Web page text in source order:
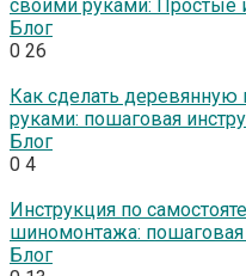
своими руками: Простые
Блог
0 26
Как сделать
руками: пошаговая
Блог
0 4
Инструкция по
шиномонтажа:
Блог